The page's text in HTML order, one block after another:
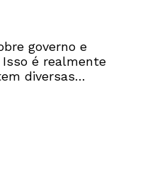
governo e
Isso é realmente
diversas